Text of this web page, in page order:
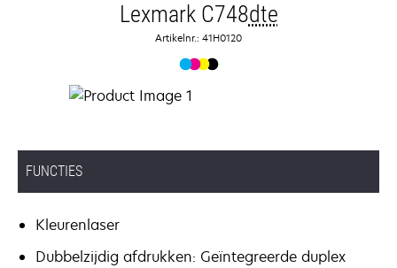
Lexmark C748dte
Artikelnr.: 41H0120
FUNCTIES
Kleurenlaser
Dubbelzijdig afdrukken: Geïntegreerde duplex